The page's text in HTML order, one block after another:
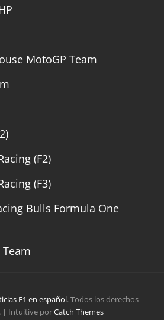
MotoGP Team
(F2)
(F3)
Bulls Formula One
F1 en español. Todos los derechos
| Intuitive porCatch Themes